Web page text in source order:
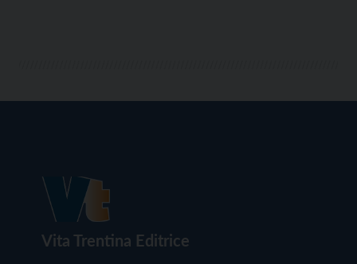
Vita Trentina Editrice